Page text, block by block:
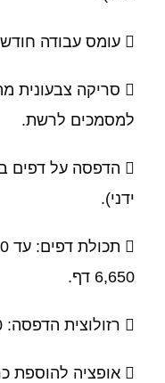
 עומס עבודה חודשי: עד 200,000 הדפסות.
למסמכים לרשת.
ידני).
6,650 דף.
 רזולוצית הדפסה: 1200 X 1200 DPI.
 אופציה להוספת כרטיס פקס.